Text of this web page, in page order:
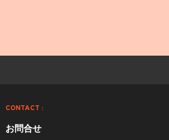
CONTACT :
お問合せ